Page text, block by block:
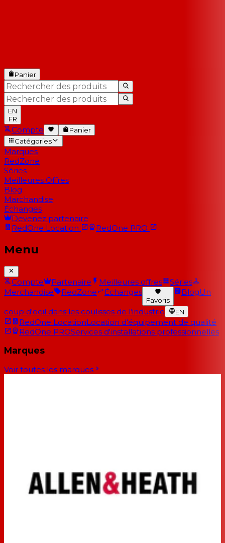
Panier
EN
FR
Compte
Panier
Catégories
Marques
RedZone
Séries
Meilleures Offres
Blog
Marchandise
Échanges
Devenez partenaire
RedOne Location RedOne PRO
Menu
Compte Partenaire Meilleures offres
Séries
Merchandise
RedZone Échanges
Favoris
BlogUn
coup d'oeil dans les coulisses de l'industrie EN
RedOne LocationLocation d'équipement de qualité
RedOne PROServices d'installations professionnelles
Marques
Voir toutes les marques